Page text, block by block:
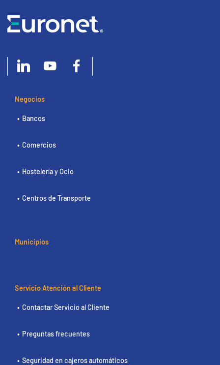
Negocios
Bancos
Comercios
Hostelería y Ocio
Centros de Transporte
Municipios
Servicio Atención al Cliente
Contactar Servicio al Cliente
Preguntas frecuentes
Seguridad en cajeros automáticos